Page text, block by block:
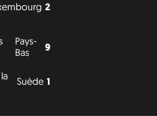
2
Pays-
Bas
9
Suède 1